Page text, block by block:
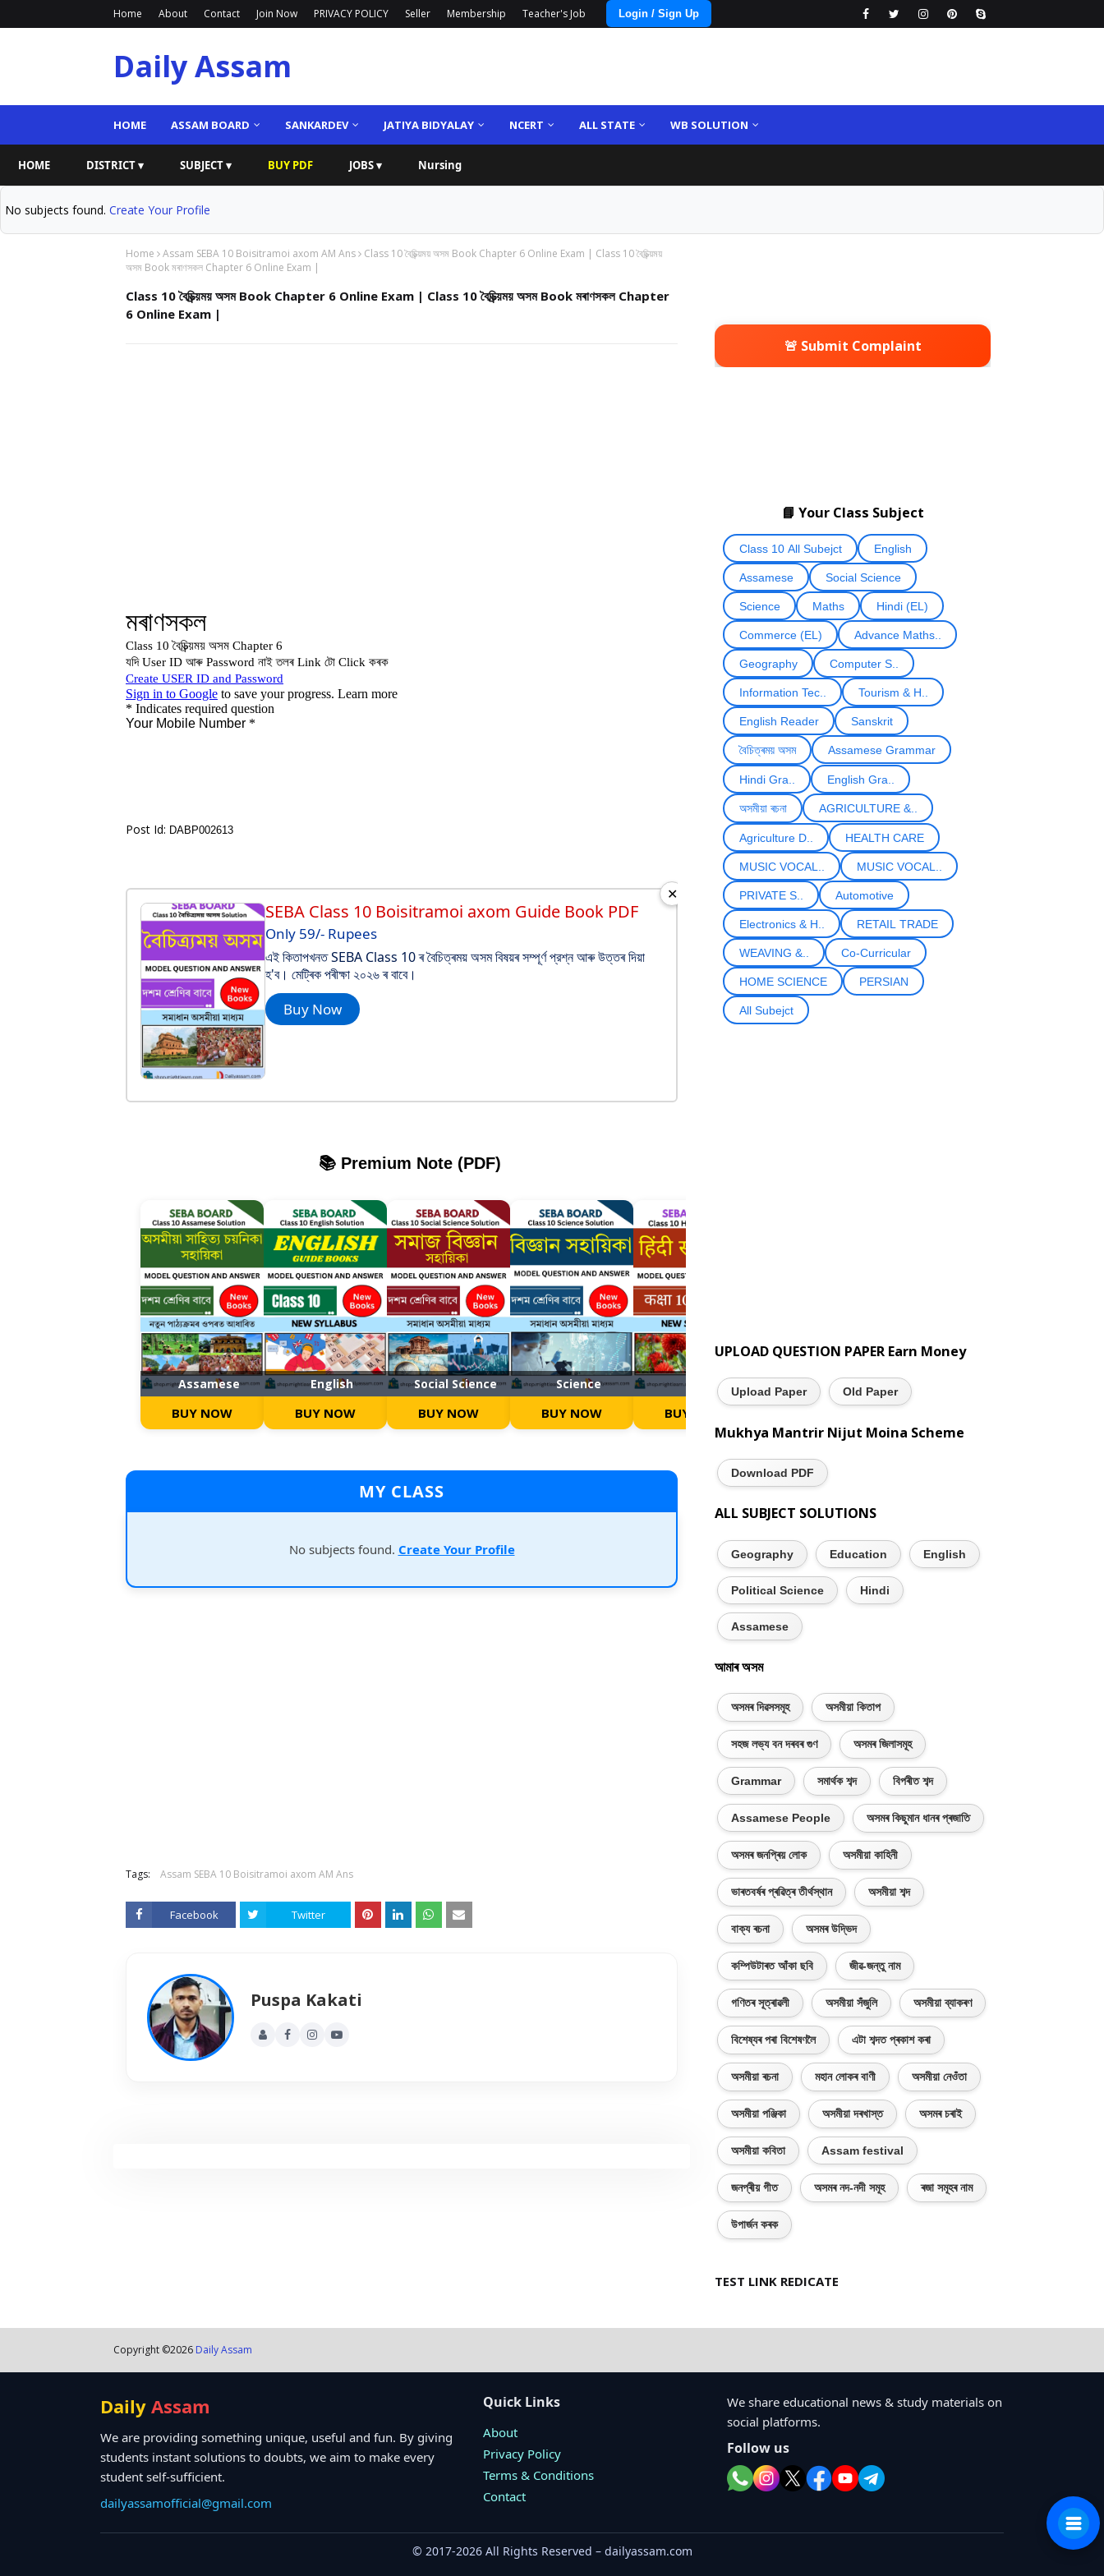
Home About Contact Join Now PRIVACY POLICY Seller Membership Teacher's Job Login / Sign Up
Daily Assam
HOME ASSAM BOARD SANKARDEV JATIYA BIDYALAY NCERT ALL STATE WB SOLUTION
HOME DISTRICT ▾ SUBJECT ▾ BUY PDF JOBS ▾ Nursing
No subjects found. Create Your Profile
Home Assam SEBA 10 Boisitramoi axom AM Ans
Class 10 বৈচিত্ৰ্য়ময় অসম Book Chapter 6 Online Exam | Class 10 বৈচিত্ৰ্য়ময়
অসম Book মৰাণসকল Chapter 6 Online Exam |
Class 10 বৈচিত্ৰ্য়ময় অসম Book Chapter 6 Online Exam | Class 10 বৈচিত্ৰ্য়ময় অসম Book মৰাণসকল Chapter
6 Online Exam |
Post Id: DABP002613
SEBA Class 10 Boisitramoi axom Guide Book PDF
Only 59/- Rupees
এই কিতাপখনত SEBA Class 10 ৰ বৈচিত্ৰময় অসম বিষয়ৰ সম্পূর্ণ প্রশ্ন আৰু উত্তৰ দিয়া
হ'ব। মেট্ৰিক পৰীক্ষা ২০২৬ ৰ বাবে।
Buy Now
✕
📚 Premium Note (PDF)
Assamese
BUY NOW
English
BUY NOW
Social Science
BUY NOW
Science
BUY NOW BUY NOW
Geography Computer Science
MY CLASS
No subjects found. Create Your Profile
Tags: Assam SEBA 10 Boisitramoi axom AM Ans
Facebook Twitter
Puspa Kakati
🚨 Submit Complaint
📘 Your Class Subject
Class 10 All Subejct English
Assamese Social Science
Science Maths Hindi (EL)
Commerce (EL) Advance Maths..
Geography Computer S..
Information Tec.. Tourism & H..
English Reader Sanskrit
বৈচিত্ৰময় অসম Assamese Grammar
Hindi Gra.. English Gra..
অসমীয়া ৰচনা AGRICULTURE &..
Agriculture D.. HEALTH CARE
MUSIC VOCAL.. MUSIC VOCAL..
PRIVATE S.. Automotive
Electronics & H.. RETAIL TRADE
WEAVING &.. Co-Curricular
HOME SCIENCE PERSIAN
All Subejct
UPLOAD QUESTION PAPER Earn Money
Upload Paper Old Paper
Mukhya Mantrir Nijut Moina Scheme
Download PDF
ALL SUBJECT SOLUTIONS
Geography Education English
Political Science Hindi
Assamese
আমাৰ অসম
অসমৰ দিৱসসমূহ অসমীয়া কিতাপ
সহজ লভ্য বন দৰবৰ গুণ অসমৰ জিলাসমূহ
Grammar সমাৰ্থক শব্দ বিপৰীত শব্দ
Assamese People অসমৰ কিছুমান ধানৰ প্ৰজাতি
অসমৰ জনপ্ৰিয় লোক অসমীয়া কাহিনী
ভাৰতবৰ্ষৰ প্ৰৱিত্ৰ তীৰ্থস্থান অসমীয়া শব্দ
বাক্য ৰচনা অসমৰ উদ্ভিদ
কম্পিউটাৰত আঁকা ছবি জীৱ-জন্তু নাম
গণিতৰ সূত্ৰাৱলী অসমীয়া সঁজুলি অসমীয়া ব্যাকৰণ
বিশেষ্যৰ পৰা বিশেষণলৈ এটা শব্দত প্ৰকাশ কৰা
অসমীয়া ৰচনা মহান লোকৰ বাণী অসমীয়া নেওঁতা
অসমীয়া পঞ্জিকা অসমীয়া দৰখাস্ত অসমৰ চৰাই
অসমীয়া কবিতা Assam festival
জনপ্ৰীয় গীত অসমৰ নদ-নদী সমূহ ৰজা সমূহৰ নাম
উপাৰ্জন কৰক
TEST LINK REDICATE
Copyright ©2026 Daily Assam
Daily Assam
We are providing something unique, useful and fun. By giving
students instant solutions to doubts, we aim to make every
student self-sufficient.
dailyassamofficial@gmail.com
Quick Links
About
Privacy Policy
Terms & Conditions
Contact
We share educational news & study materials on
social platforms.
Follow us
© 2017-2026 All Rights Reserved – dailyassam.com